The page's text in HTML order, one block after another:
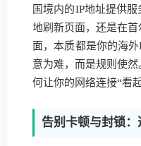
国境内的IP地址提供
地刷新页面，还是在
面，本质都是你的海
意为难，而是规则使
何让你的网络连接“看
告别卡顿与封锁